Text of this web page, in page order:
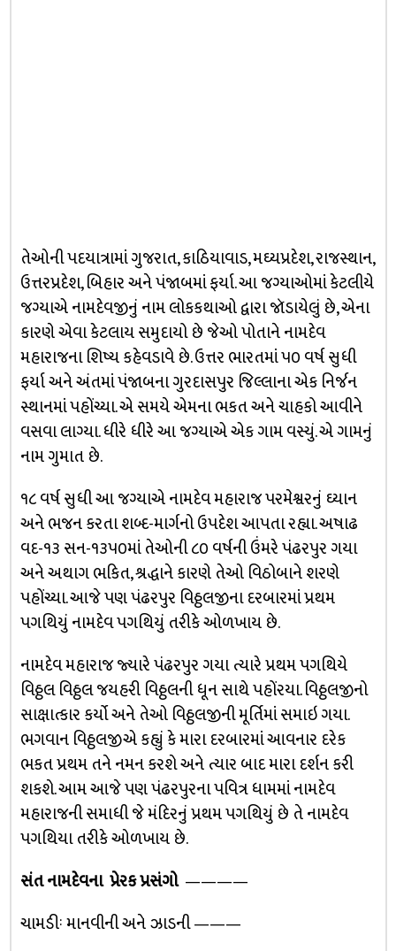
તેઓની પદયાત્રામાં ગુજરાત, કાઠિયાવાડ, મઘ્યપ્રદેશ, રાજસ્થાન,
ઉત્તરપ્રદેશ, બિહાર અને પંજાબમાં ફર્યા. આ જગ્યાઓમાં કેટલીયે
જગ્યાએ નામદેવજીનું નામ લોકકથાઓ દ્વારા જૉડાયેલું છે, એના
કારણે એવા કેટલાય સમુદાયો છે જેઓ પોતાને નામદેવ
મહારાજના શિષ્ય કહેવડાવે છે. ઉત્તર ભારતમાં ૫૦ વર્ષ સુધી
ફર્યા અને અંતમાં પંજાબના ગુરદાસપુર જિલ્લાના એક નિર્જન
સ્થાનમાં પહોંચ્યા. એ સમયે એમના ભકત અને ચાહકો આવીને
વસવા લાગ્યા. ધીરે ધીરે આ જગ્યાએ એક ગામ વસ્યું. એ ગામનું
નામ ગુમાત છે.
૧૮ વર્ષ સુધી આ જગ્યાએ નામદેવ મહારાજ પરમેશ્વરનું ઘ્યાન
અને ભજન કરતા શબ્દ-માર્ગનો ઉપદેશ આપતા રહ્યા. અષાઢ
વદ-૧૩ સન-૧૩૫૦માં તેઓની ૮૦ વર્ષની ઉંમરે પંઢરપુર ગયા
અને અથાગ ભકિત, શ્રદ્ધાને કારણે તેઓ વિઠોબાને શરણે
પહોંચ્યા. આજે પણ પંઢરપુર વિઠ્ઠલજીના દરબારમાં પ્રથમ
પગથિયું નામદેવ પગથિયું તરીકે ઓળખાય છે.
નામદેવ મહારાજ જ્યારે પંઢરપુર ગયા ત્યારે પ્રથમ પગથિયે
વિઠ્ઠલ વિઠ્ઠલ જયહરી વિઠ્ઠલની ધૂન સાથે પહોંરયા. વિઠ્ઠલજીનો
સાક્ષાત્કાર કર્યો અને તેઓ વિઠ્ઠલજીની મૂર્તિમાં સમાઇ ગયા.
ભગવાન વિઠ્ઠલજીએ કહ્યું કે મારા દરબારમાં આવનાર દરેક
ભકત પ્રથમ તને નમન કરશે અને ત્યાર બાદ મારા દર્શન કરી
શકશે. આમ આજે પણ પંઢરપુરના પવિત્ર ધામમાં નામદેવ
મહારાજની સમાધી જે મંદિરનું પ્રથમ પગથિયું છે તે નામદેવ
પગથિયા તરીકે ઓળખાય છે.
સંત નામદેવના પ્રેરક પ્રસંગો————
ચામડીઃ માનવીની અને ઝાડની ———